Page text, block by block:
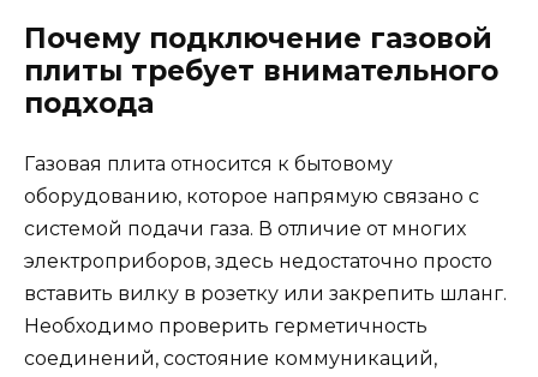
Почему подключение газовой
плиты требует внимательного
подхода
Газовая плита относится к бытовому
оборудованию, которое напрямую связано с
системой подачи газа. В отличие от многих
электроприборов, здесь недостаточно просто
вставить вилку в розетку или закрепить шланг.
Необходимо проверить герметичность
соединений, состояние коммуникаций,